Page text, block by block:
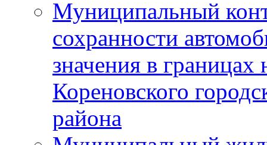
Муниципальный
сохранности
значения в
Кореновского
района